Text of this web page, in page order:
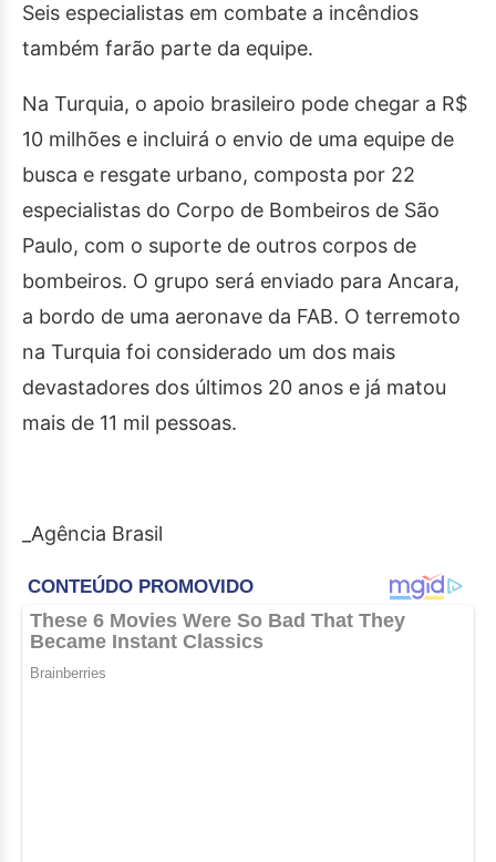
Seis especialistas em combate a incêndios
também farão parte da equipe.
Na Turquia, o apoio brasileiro pode chegar a R$
10 milhões e incluirá o envio de uma equipe de
busca e resgate urbano, composta por 22
especialistas do Corpo de Bombeiros de São
Paulo, com o suporte de outros corpos de
bombeiros. O grupo será enviado para Ancara,
a bordo de uma aeronave da FAB. O terremoto
na Turquia foi considerado um dos mais
devastadores dos últimos 20 anos e já matou
mais de 11 mil pessoas.
_Agência Brasil